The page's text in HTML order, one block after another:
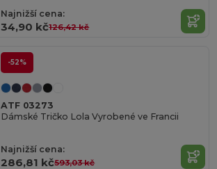
Najnižší cena:
34,90 kč126,42 kč
-52%
ATF 03273
Dámské Tričko Lola Vyrobené ve Francii
Najnižší cena:
286,81 kč593,03 kč